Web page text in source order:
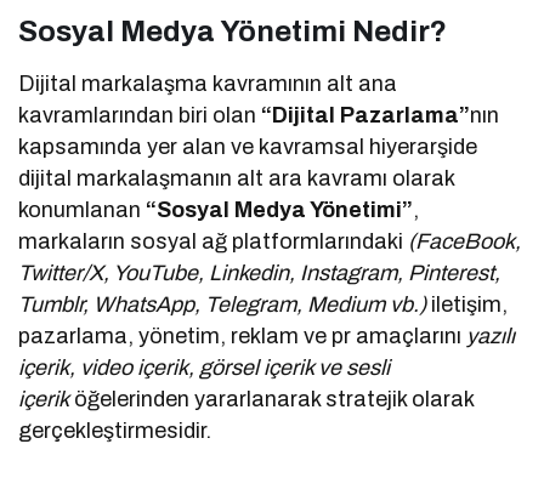
Sosyal Medya Yönetimi Nedir?
Dijital markalaşma kavramının alt ana
kavramlarından biri olan “Dijital Pazarlama”nın
kapsamında yer alan ve kavramsal hiyerarşide
dijital markalaşmanın alt ara kavramı olarak
konumlanan “Sosyal Medya Yönetimi”,
markaların sosyal ağ platformlarındaki (FaceBook,
Twitter/X, YouTube, Linkedin, Instagram, Pinterest,
Tumblr, WhatsApp, Telegram, Medium vb.) iletişim,
pazarlama, yönetim, reklam ve pr amaçlarını yazılı
içerik, video içerik, görsel içerik ve sesli
içeriköğelerinden yararlanarak stratejik olarak
gerçekleştirmesidir.